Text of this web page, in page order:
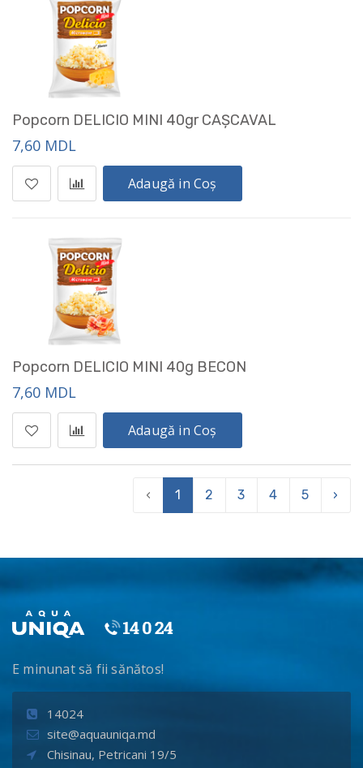
Popcorn DELICIO MINI 40gr CAȘCAVAL
7,60 MDL
Adaugă in Coș
Popcorn DELICIO MINI 40g BECON
7,60 MDL
Adaugă in Coș
‹ 1 2 3 4 5 ›
E minunat să fii sănătos!
14024
site@aquauniqa.md
Chisinau, Petricani 19/5